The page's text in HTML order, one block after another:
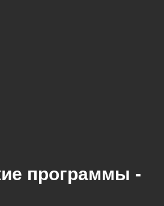
программы -